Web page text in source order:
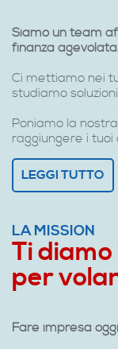
Siamo un team
finanza
Ci mettiamo nei
studiamo
Poniamo la
raggiungere i tuoi
LEGGI TUTTO
LA MISSION
Ti diamo
per
Fare impresa